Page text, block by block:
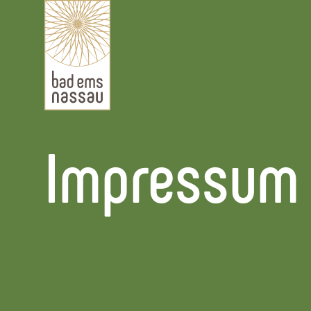
Impressum